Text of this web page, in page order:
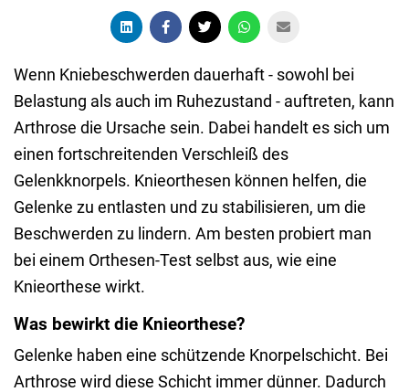
Wenn Kniebeschwerden dauerhaft - sowohl bei
Belastung als auch im Ruhezustand - auftreten, kann
Arthrose die Ursache sein. Dabei handelt es sich um
einen fortschreitenden Verschleiß des
Gelenkknorpels. Knieorthesen können helfen, die
Gelenke zu entlasten und zu stabilisieren, um die
Beschwerden zu lindern. Am besten probiert man
bei einem Orthesen-Test selbst aus, wie eine
Knieorthese wirkt.
Was bewirkt die Knieorthese?
Gelenke haben eine schützende Knorpelschicht. Bei
Arthrose wird diese Schicht immer dünner. Dadurch